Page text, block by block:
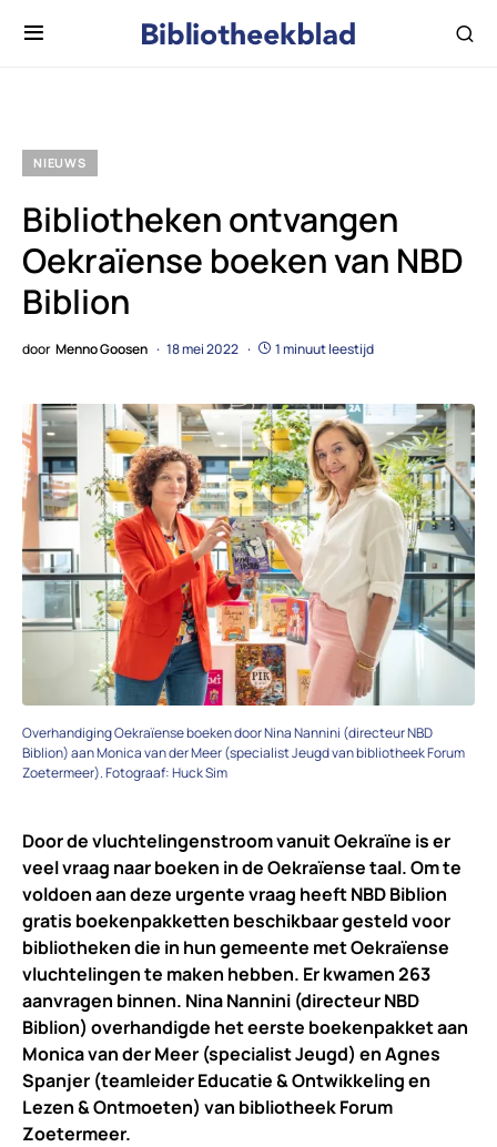
NIEUWS
Bibliotheken ontvangen
Oekraïense boeken van NBD
Biblion
door Menno Goosen 18 mei 2022 1 minuut leestijd
Overhandiging Oekraïense boeken door Nina Nannini (directeur NBD
Biblion) aan Monica van der Meer (specialist Jeugd van bibliotheek Forum
Zoetermeer). Fotograaf: Huck Sim
Door de vluchtelingenstroom vanuit Oekraïne is er
veel vraag naar boeken in de Oekraïense taal. Om te
voldoen aan deze urgente vraag heeft NBD Biblion
gratis boekenpakketten beschikbaar gesteld voor
bibliotheken die in hun gemeente met Oekraïense
vluchtelingen te maken hebben. Er kwamen 263
aanvragen binnen. Nina Nannini (directeur NBD
Biblion) overhandigde het eerste boekenpakket aan
Monica van der Meer (specialist Jeugd) en Agnes
Spanjer (teamleider Educatie & Ontwikkeling en
Lezen & Ontmoeten) van bibliotheek Forum
Zoetermeer.